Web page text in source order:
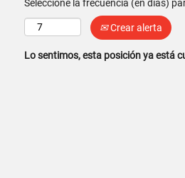
Seleccione la frecuencia (en días)
Crear alerta
Lo sentimos, esta posición ya está